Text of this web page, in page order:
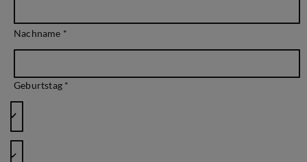
Nachname *
Geburtstag *